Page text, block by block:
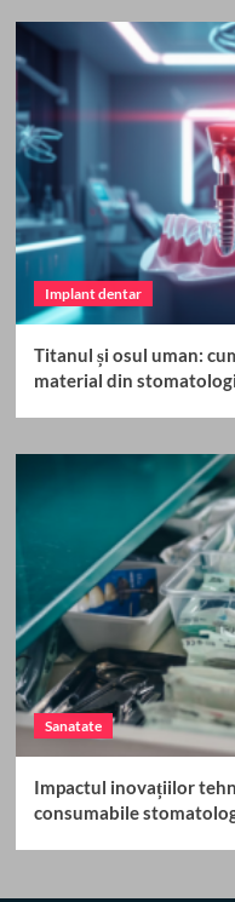
Implant dentar
Titanul și osul uman:
material din
Sanatate
Impactul inovațiilor
consumabile